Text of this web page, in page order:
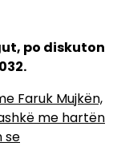
po diskuton
Faruk Mujkën,
me hartën
se